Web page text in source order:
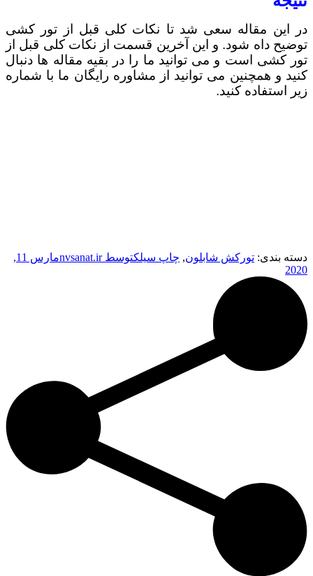
در این مقاله سعی شد تا نکات کلی قبل از تور کشی
توضیح داه شود. و این آخرین قسمت از نکات کلی قبل از
تور کشی است و می توانید ما را در بقیه مقاله ها دنبال
کنید و همچنین می توانید از مشاوره رایگان ما با شماره
زیر استفاده کنید.
دسته بندی: تورکش شابلون, چاپ سیلکتوسطnvsanat.ir
مارس 11,
2020